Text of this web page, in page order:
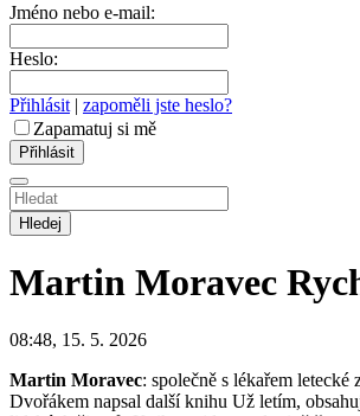
Jméno nebo e-mail:
Heslo:
Přihlásit | zapoměli jste heslo?
Zapamatuj si mě
Hledej
Martin Moravec
08:48, 15. 5. 2026
Martin Moravec: společně s lékařem letecké
Dvořákem napsal další knihu Už letím,